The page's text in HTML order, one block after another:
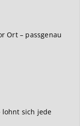
Ort – passgenau
lohnt sich jede